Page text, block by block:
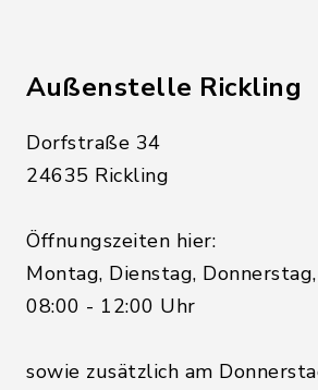
Außenstelle Rickling
Dorfstraße 34
24635 Rickling
Öffnungszeiten hier:
Montag, Dienstag,
08:00 - 12:00 Uhr
sowie zusätzlich am